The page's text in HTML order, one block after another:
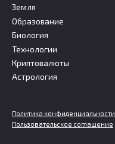
Земля
Образование
Биология
Технологии
Криптовалюты
Астрология
Политика конфиденциальности
Пользовательское соглашение